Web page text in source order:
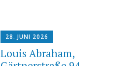
28. JUNI 2026
Louis Abraham,